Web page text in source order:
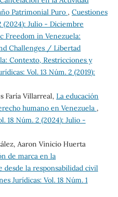
Patrimonial Puro , Cuestiones
(2024): Julio - Diciembre
Freedom in Venezuela:
Challenges / Libertad
Contexto, Restricciones y
Vol. 13 Núm. 2 (2019):
Faría Villarreal, La educación
humano en Venezuela ,
18 Núm. 2 (2024): Julio -
Aaron Vinicio Huerta
de marca en la
la responsabilidad civil
Jurídicas: Vol. 18 Núm. 1